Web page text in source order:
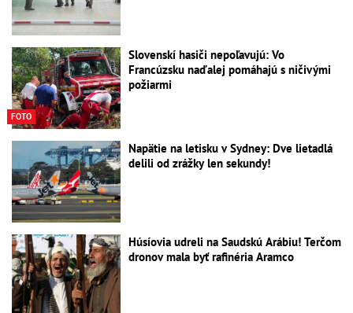
FOTO
Slovenskí hasiči nepoľavujú: Vo
Francúzsku naďalej pomáhajú s ničivými
požiarmi
Napätie na letisku v Sydney: Dve lietadlá
delili od zrážky len sekundy!
Húsíovia udreli na Saudskú Arábiu! Terčom
dronov mala byť rafinéria Aramco